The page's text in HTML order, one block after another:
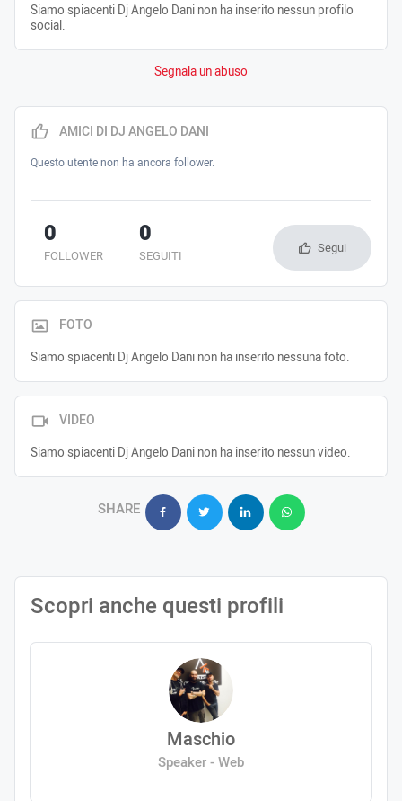
Siamo spiacenti Dj Angelo Dani non ha inserito nessun profilo
social.
Segnala un abuso
AMICI DI DJ ANGELO DANI
Questo utente non ha ancora follower.
FOLLOWER
0
SEGUITI
0 Segui
FOTO
Siamo spiacenti Dj Angelo Dani non ha inserito nessuna foto.
VIDEO
Siamo spiacenti Dj Angelo Dani non ha inserito nessun video.
SHARE
Scopri anche questi profili
Maschio
Speaker - Web